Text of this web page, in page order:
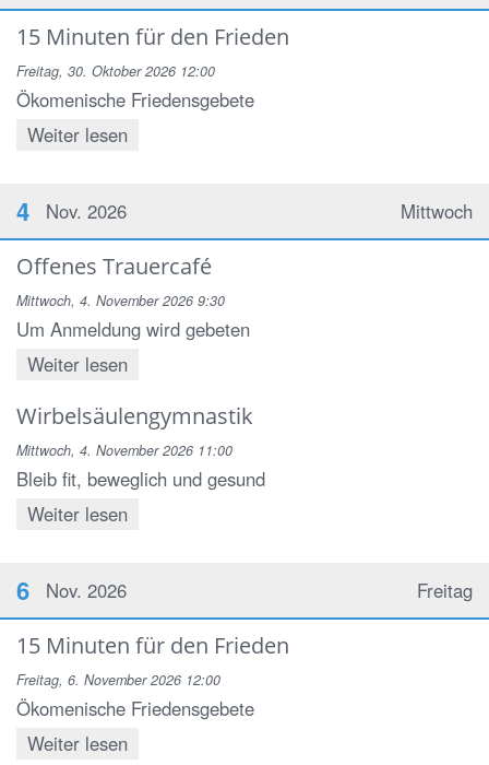
15 Minuten für den Frieden
Freitag, 30. Oktober 2026 12:00
Ökomenische Friedensgebete
Weiter lesen
Mittwoch
4 Nov. 2026
Offenes Trauercafé
Mittwoch, 4. November 2026 9:30
Um Anmeldung wird gebeten
Weiter lesen
Wirbelsäulengymnastik
Mittwoch, 4. November 2026 11:00
Bleib fit, beweglich und gesund
Weiter lesen
Freitag
6 Nov. 2026
15 Minuten für den Frieden
Freitag, 6. November 2026 12:00
Ökomenische Friedensgebete
Weiter lesen